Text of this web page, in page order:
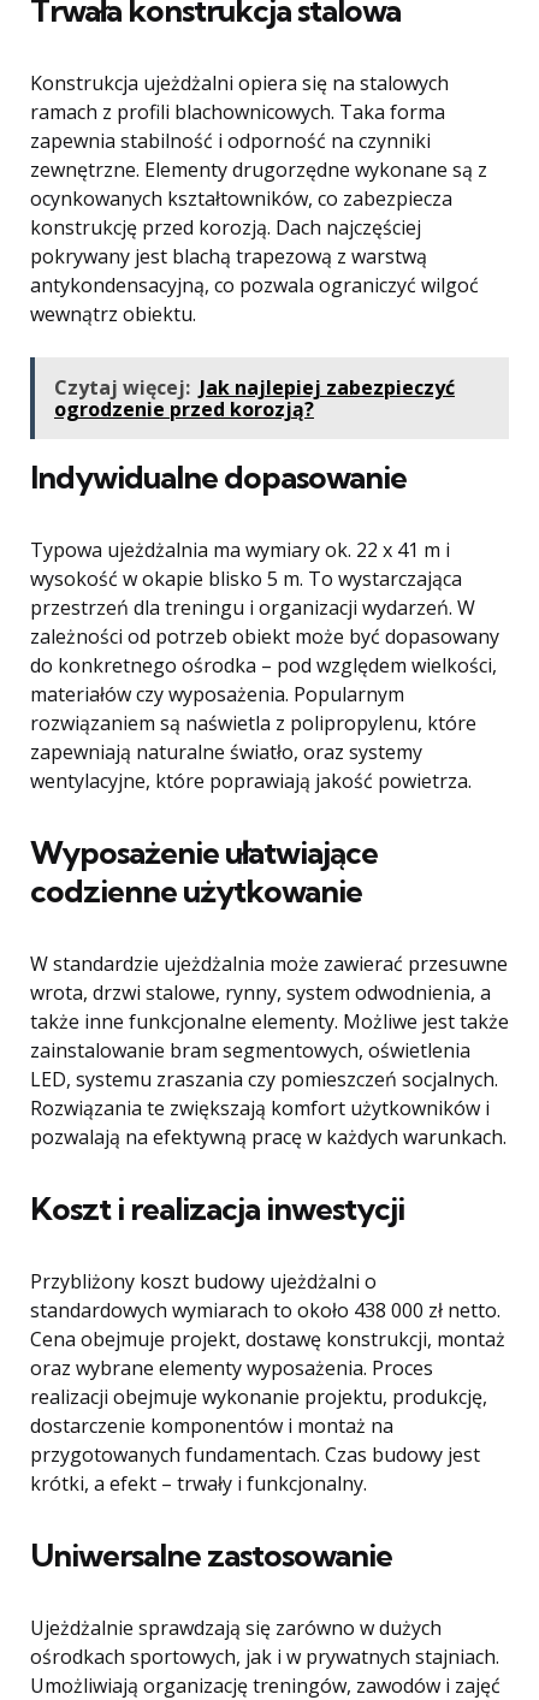
Trwała konstrukcja stalowa
Konstrukcja ujeżdżalni opiera się na stalowych
ramach z profili blachownicowych. Taka forma
zapewnia stabilność i odporność na czynniki
zewnętrzne. Elementy drugorzędne wykonane są z
ocynkowanych kształtowników, co zabezpiecza
konstrukcję przed korozją. Dach najczęściej
pokrywany jest blachą trapezową z warstwą
antykondensacyjną, co pozwala ograniczyć wilgoć
wewnątrz obiektu.
Czytaj więcej: Jak najlepiej zabezpieczyć
ogrodzenie przed korozją?
Indywidualne dopasowanie
Typowa ujeżdżalnia ma wymiary ok. 22 x 41 m i
wysokość w okapie blisko 5 m. To wystarczająca
przestrzeń dla treningu i organizacji wydarzeń. W
zależności od potrzeb obiekt może być dopasowany
do konkretnego ośrodka – pod względem wielkości,
materiałów czy wyposażenia. Popularnym
rozwiązaniem są naświetla z polipropylenu, które
zapewniają naturalne światło, oraz systemy
wentylacyjne, które poprawiają jakość powietrza.
Wyposażenie ułatwiające
codzienne użytkowanie
W standardzie ujeżdżalnia może zawierać przesuwne
wrota, drzwi stalowe, rynny, system odwodnienia, a
także inne funkcjonalne elementy. Możliwe jest także
zainstalowanie bram segmentowych, oświetlenia
LED, systemu zraszania czy pomieszczeń socjalnych.
Rozwiązania te zwiększają komfort użytkowników i
pozwalają na efektywną pracę w każdych warunkach.
Koszt i realizacja inwestycji
Przybliżony koszt budowy ujeżdżalni o
standardowych wymiarach to około 438 000 zł netto.
Cena obejmuje projekt, dostawę konstrukcji, montaż
oraz wybrane elementy wyposażenia. Proces
realizacji obejmuje wykonanie projektu, produkcję,
dostarczenie komponentów i montaż na
przygotowanych fundamentach. Czas budowy jest
krótki, a efekt – trwały i funkcjonalny.
Uniwersalne zastosowanie
Ujeżdżalnie sprawdzają się zarówno w dużych
ośrodkach sportowych, jak i w prywatnych stajniach.
Umożliwiają organizację treningów, zawodów i zajęć